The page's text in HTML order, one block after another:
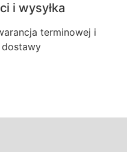
i wysyłka
terminowej i